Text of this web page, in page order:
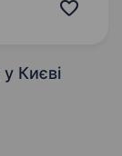
у Києві